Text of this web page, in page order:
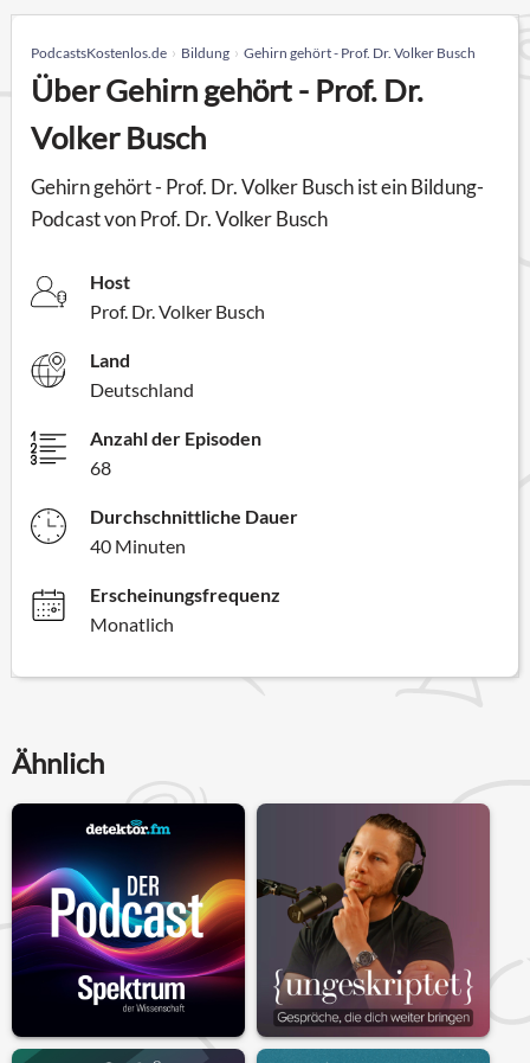
PodcastsKostenlos.de Bildung Gehirn gehört - Prof. Dr. Volker Busch
Über Gehirn gehört - Prof. Dr.
Volker Busch
Gehirn gehört - Prof. Dr. Volker Busch ist ein Bildung-
Podcast von Prof. Dr. Volker Busch
Host
Prof. Dr. Volker Busch
Land
Deutschland
Anzahl der Episoden
68
Durchschnittliche Dauer
40 Minuten
Erscheinungsfrequenz
Monatlich
Ähnlich